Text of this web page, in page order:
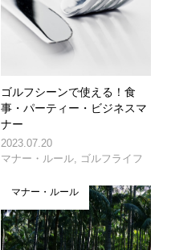
ゴルフシーンで使える！食
事・パーティー・ビジネスマ
ナー
2023.07.20
マナー・ルール, ゴルフライフ
マナー・ルール